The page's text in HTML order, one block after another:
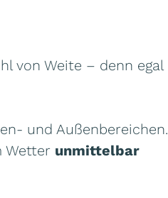
von Weite – denn egal
und Außenbereichen.
Wetter unmittelbar